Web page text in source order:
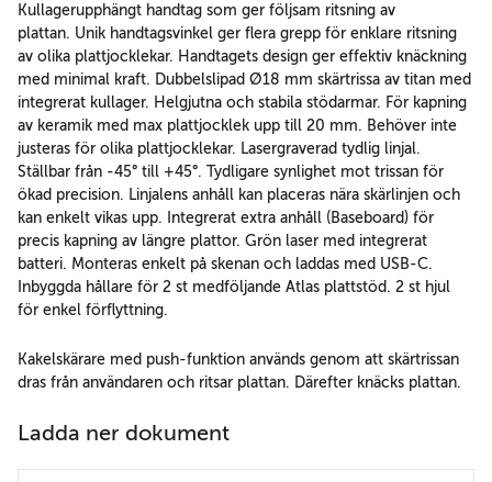
Kullagerupphängt handtag som ger följsam ritsning av
plattan. Unik handtagsvinkel ger flera grepp för enklare ritsning
av olika plattjocklekar. Handtagets design ger effektiv knäckning
med minimal kraft. Dubbelslipad Ø18 mm skärtrissa av titan med
integrerat kullager. Helgjutna och stabila stödarmar. För kapning
av keramik med max plattjocklek upp till 20 mm. Behöver inte
justeras för olika plattjocklekar. Lasergraverad tydlig linjal.
Ställbar från -45° till +45°. Tydligare synlighet mot trissan för
ökad precision. Linjalens anhåll kan placeras nära skärlinjen och
kan enkelt vikas upp. Integrerat extra anhåll (Baseboard) för
precis kapning av längre plattor. Grön laser med integrerat
batteri. Monteras enkelt på skenan och laddas med USB-C.
Inbyggda hållare för 2 st medföljande Atlas plattstöd. 2 st hjul
för enkel förflyttning.
Kakelskärare med push-funktion används genom att skärtrissan
dras från användaren och ritsar plattan. Därefter knäcks plattan.
Ladda ner dokument